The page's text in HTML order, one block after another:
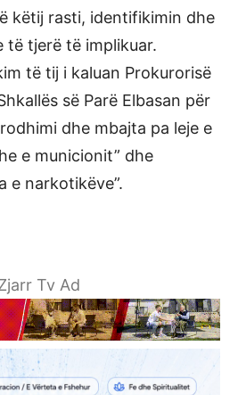
këtij rasti, identifikimin dhe
të tjerë të implikuar.
të tij i kaluan Prokurorisë
së Parë Elbasan për
dhe mbajta pa leje e
e municionit” dhe
e narkotikëve”.
Tv Ad